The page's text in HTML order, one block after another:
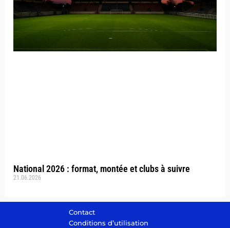
National 2026 : format, montée et clubs à suivre
21.06.2026
Contact
Conditions d’utilisation